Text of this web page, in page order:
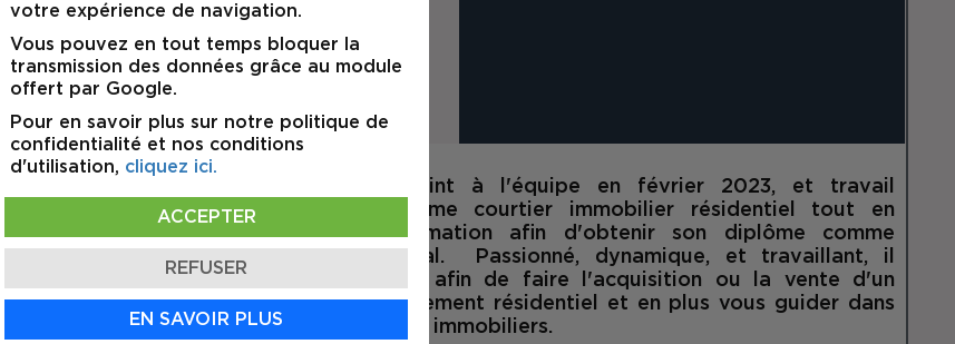
elle détient
et commercial.
en ventes
années, font
une attention
et sa
Marouane s'est joint à l'équipe en février 2023, et travail
présentement comme courtier immobilier résidentiel tout en
continuant sa formation afin d'obtenir son diplôme comme
courtier commercial. Passionné, dynamique, et travaillant, il
pourra vous aider afin de faire l'acquisition ou la vente d'un
immeuble principalement résidentiel et en plus vous guider dans
vos investissements immobiliers.
votre expérience de navigation.
Vous pouvez en tout temps bloquer la
transmission des données grâce au module
offert par Google.
Pour en savoir plus sur notre politique de
confidentialité et nos conditions
d'utilisation, cliquez ici.
ACCEPTER
REFUSER
EN SAVOIR PLUS